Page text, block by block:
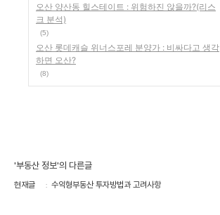
오산 양산동 힐스테이트 : 위험하진 않을까?(리스
크 분석)
(5)
오산 롯데캐슬 위너스포레 분양가 : 비싸다고 생각
하면 오산?
(8)
'부동산 정보'의 다른글
현재글 수익형부동산 투자방법과 고려사항